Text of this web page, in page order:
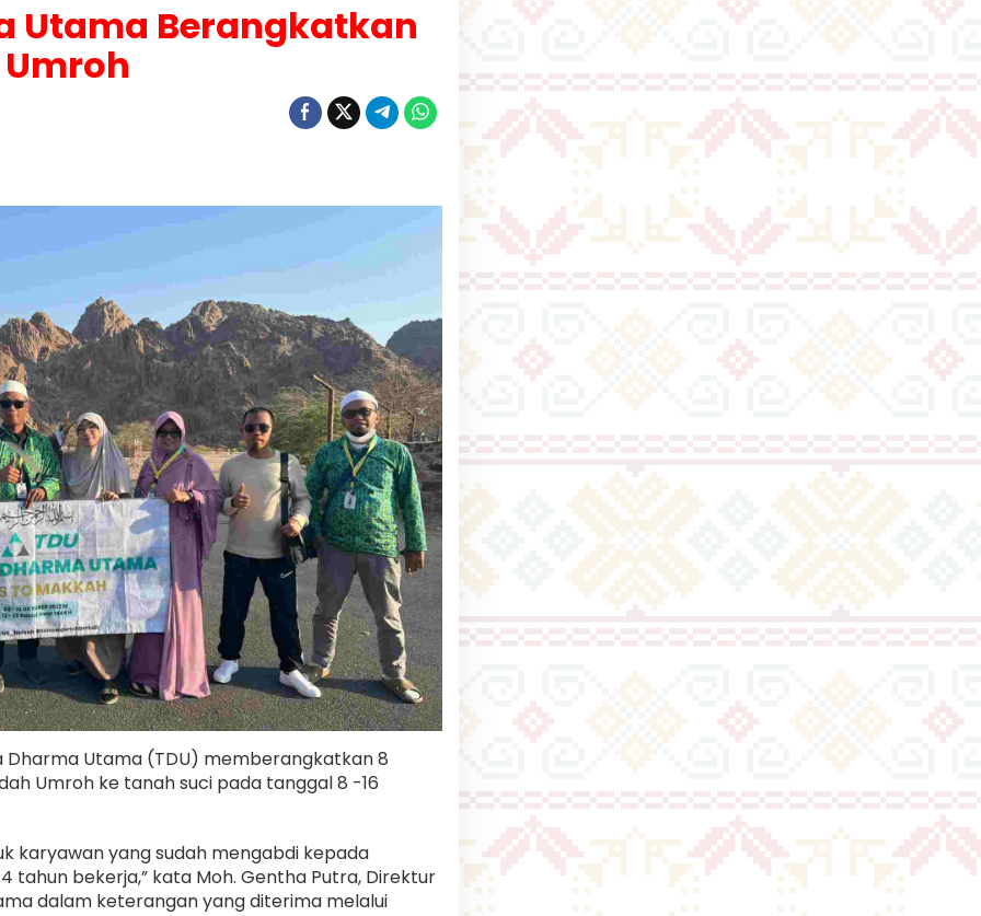
Utama Berangkatkan
Dharma Utama (TDU) memberangkatkan 8
Umroh ke tanah suci pada tanggal 8 -16
karyawan yang sudah mengabdi kepada
tahun bekerja,” kata Moh. Gentha Putra, Direktur
dalam keterangan yang diterima melalui